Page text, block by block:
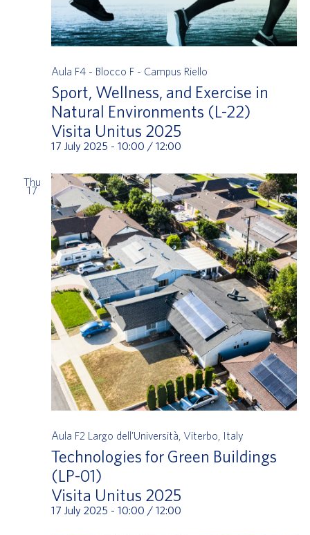
Sport, Wellness, and Exercise in
Natural Environments (L-22)
Visita Unitus 2025
17 July 2025 - 10:00 / 12:00
Aula F4 - Blocco F - Campus Riello
Thu
17
Technologies for Green Buildings
(LP-01)
Visita Unitus 2025
17 July 2025 - 10:00 / 12:00
Aula F2 Largo dell'Università, Viterbo, Italy